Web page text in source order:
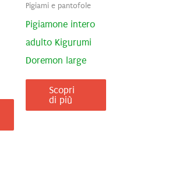
Pigiami e pantofole
Pigiamone intero
adulto Kigurumi
Doremon large
Scopri
di più